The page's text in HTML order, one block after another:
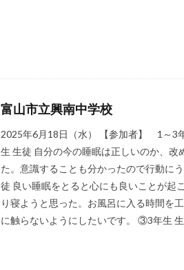
富山市立興南中学校
2025年6月18日（水） 【参加者】 1～3
生 生徒 自分の今の睡眠は正しいのか、改
た。意識することも分かったので行動に
徒 良い睡眠をとると心にも良いことが起
り寝ようと思った。お風呂に入る時間を
に触らないようにしたいです。 ③3年生